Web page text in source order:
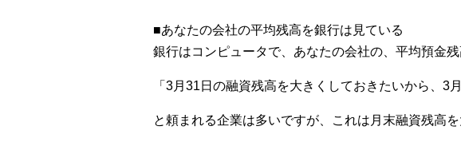
■あなたの会社の平均残高を銀行は見ている
銀行はコンピュータで、あなたの会社の、平均預金
「3月31日の融資残高を大きくしておきたいから、3
と頼まれる企業は多いですが、これは月末融資残高